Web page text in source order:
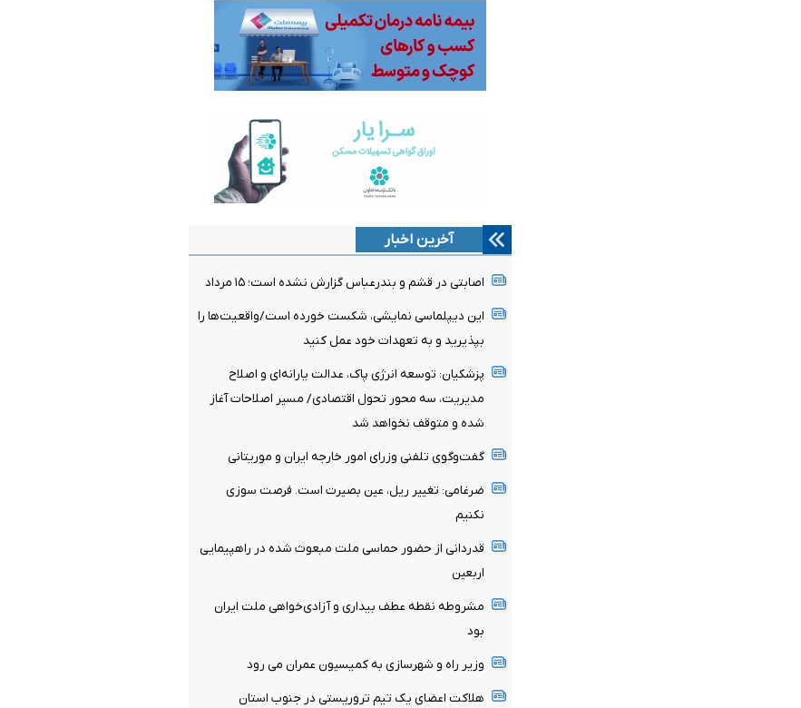
آخرین اخبار
اصابتی در قشم و بندرعباس گزارش نشده است؛ ۱۵ مرداد
این دیپلماسی نمایشی، شکست خورده است/واقعیت‌ها را
بپذیرید و به تعهدات خود عمل کنید
پزشکیان: توسعه انرژی پاک، عدالت یارانه‌ای و اصلاح
مدیریت، سه محور تحول اقتصادی/ مسیر اصلاحات آغاز
شده و متوقف نخواهد شد
گفت‌وگوی تلفنی وزرای امور خارجه ایران و موریتانی
ضرغامی: تغییر ریل، عین بصیرت است. فرصت سوزی
نکنیم
قدردانی از حضور حماسی ملت مبعوث شده در راهپیمایی
اربعین
مشروطه نقطه عطف بیداری و آزادی‌خواهی ملت ایران
بود
وزیر راه و شهرسازی به کمیسیون عمران می رود
هلاکت اعضای یک تیم تروریستی در جنوب استان